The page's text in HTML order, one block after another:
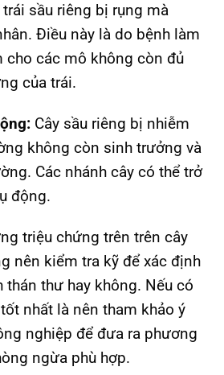
sầu riêng bị rụng mà
Điều này là do bệnh làm
cho các mô không còn đủ
của trái.
Cây sầu riêng bị nhiễm
không còn sinh trưởng và
Các nhánh cây có thể trở
động.
triệu chứng trên trên cây
nên kiểm tra kỹ để xác định
thán thư hay không. Nếu có
nhất là nên tham khảo ý
nghiệp để đưa ra phương
ngừa phù hợp.